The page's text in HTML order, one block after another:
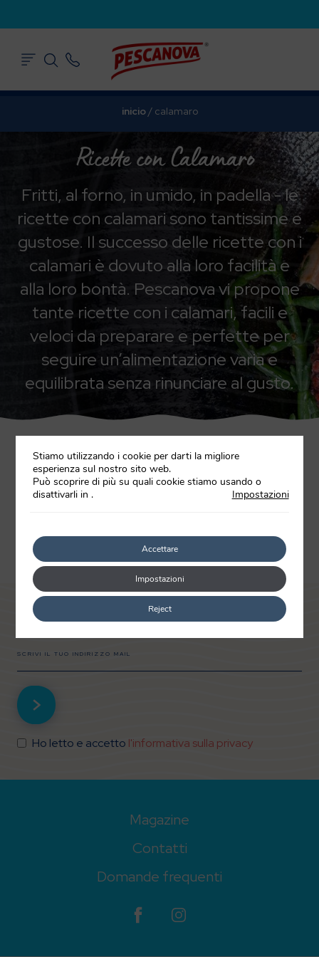
inicio/ calamaro
Ricette con Calamaro
Fritti, al forno, in umido, in padella - le
ricette con calamari sono tantissime e
gustose. Il successo delle ricette con i
calamari è dovuto alla loro facilità e
alla loro bontà. Pescanova vi propone
tante ricette con i calamari, facili e
veloci da preparare e perfette per
seguire un’alimentazione varia e
equilibrata senza rinunciare al gusto.
Tutti Calamaro Polpo Seppia Totano
Rimani aggiornato sulle novità di Pescanova
Ho letto e accetto l'informativa sulla privacy
Magazine
Contatti
Domande frequenti
Stiamo utilizzando i cookie per darti la migliore
esperienza sul nostro sito web.
Può scoprire di più su quali cookie stiamo usando o
disattivarli in
Impostazioni
.
Accettare
Reject
Impostazioni